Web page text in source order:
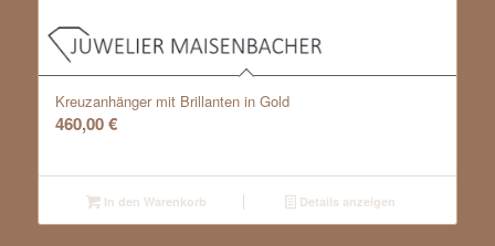
Kreuzanhänger mit Brillanten in Gold
460,00€
In den Warenkorb Details anzeigen